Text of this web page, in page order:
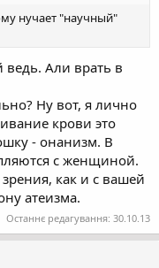
нучает "научный"
ведь. Али врать в
Ну вот, я лично
крови это
- онанизм. В
с женщиной.
как и с вашей
атеизма.
Останнє редагування: 30.10.13